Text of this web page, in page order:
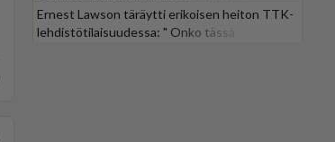
odotti
Ernest Lawson täräytti erikoisen heiton TTK-
lehdistötilaisuudessa: " Onko tässä